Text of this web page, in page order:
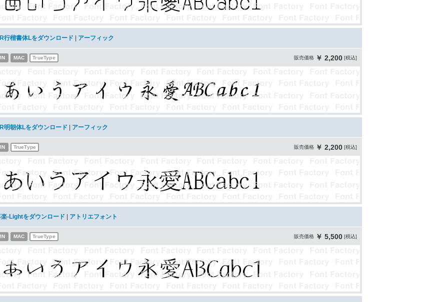
行楷書体Lをダウンロード アーフィック
販売価格 ￥ 2,200 [税込]
MAC TrueType
明朝体Lをダウンロード アーフィック
販売価格 ￥ 2,200 [税込]
TrueType
-Lightをダウンロード アトリエフォント
販売価格 ￥ 5,500 [税込]
MAC TrueType